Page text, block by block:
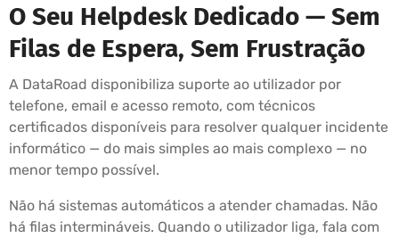
O Seu Helpdesk Dedicado — Sem
Filas de Espera, Sem Frustração
A DataRoad disponibiliza suporte ao utilizador por
telefone, email e acesso remoto, com técnicos
certificados disponíveis para resolver qualquer incidente
informático — do mais simples ao mais complexo — no
menor tempo possível.
Não há sistemas automáticos a atender chamadas. Não
há filas intermináveis. Quando o utilizador liga, fala com